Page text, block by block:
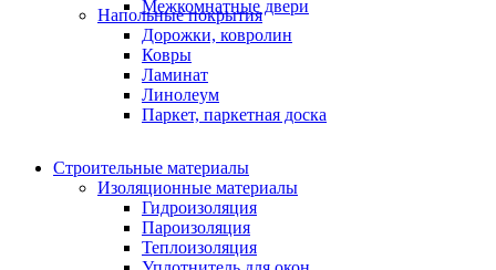
Межкомнатные двери
Напольные покрытия
Дорожки, ковролин
Ковры
Ламинат
Линолеум
Паркет, паркетная доска
Строительные материалы
Изоляционные материалы
Гидроизоляция
Пароизоляция
Теплоизоляция